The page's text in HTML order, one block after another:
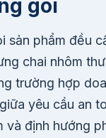
gói
sản phẩm đều
chai nhôm
trường hợp
yêu cầu an
và định hướng